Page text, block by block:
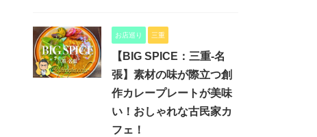
お店巡り 三重
【BIG SPICE：三重-名
張】素材の味が際立つ創
作カレープレートが美味
い！おしゃれな古民家カ
フェ！